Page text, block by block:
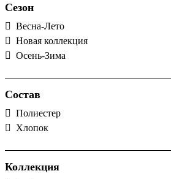
Сезон
Весна-Лето
Новая коллекция
Осень-Зима
Состав
Полиестер
Хлопок
Коллекция